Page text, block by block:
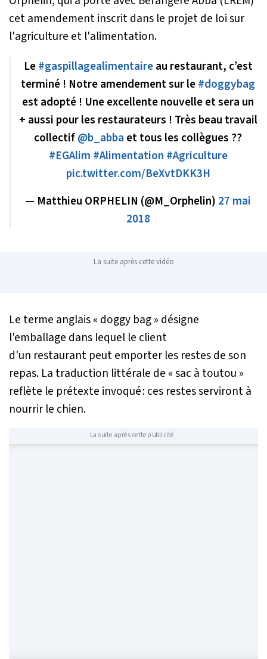
cet amendement inscrit dans le projet de loi sur
l'agriculture et l'alimentation.
Le#gaspillagealimentaireau restaurant, c’est
terminé ! Notre amendement sur le#doggybag
est adopté ! Une excellente nouvelle et sera un
+ aussi pour les restaurateurs ! Très beau travail
collectif@b_abba et tous les collègues ??
#EGAlim #Alimentation #Agriculture
pic.twitter.com/BeXvtDKK3H
— Matthieu ORPHELIN (@M_Orphelin) 27 mai
2018
La suite après cette vidéo
Le terme anglais « doggy bag » désigne
l'emballage dans lequel le client
d'un restaurant peut emporter les restes de son
repas. La traduction littérale de « sac à toutou »
reflète le prétexte invoqué : ces restes serviront à
nourrir le chien.
La suite après cette publicité